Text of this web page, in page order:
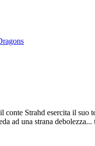
conte Strahd esercita il suo
ad una strana